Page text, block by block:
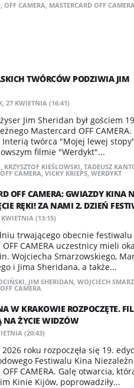
, OFF CAMERA, MASTERCARD OFF
TWÓRCÓW PODZIWIA JIM
27 KWIETNIA (16:41)
Jim Sheridan był gościem
Mastercard OFF CAMERA.
Interią twórca "Mojej lewej
filmie "Werdykt"...
, KRZYSZTOF KIEŚLOWSKI, TADEUSZ
CAMERA, VICKY KRIEPS, WERDYKT
OFF CAMERA: GWIAZDY KINA
RĘKI! ZA NAMI 2. DZIEŃ
(13:15)
trwającego obecnie festiwalu
CAMERA uczestnicy mieli
Wojciecha Smarzowskiego,
i Jima Sheridana, a także...
, JIM SHERIDAN, WOJCIECH
CAMERA
W KRAKOWIE ROZPOCZĘTE.
NA ŻYCIE WIDZÓW
(20:43)
roku rozpoczęła się 19.
Festiwalu Kina
CAMERA. Galę otwarcia,
Kinie Kijów, poprowadziły...